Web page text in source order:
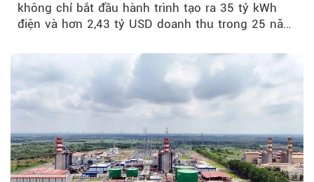
không chỉ bắt đầu hành trình tạo ra 35 tỷ kWh
điện và hơn 2,43 tỷ USD doanh thu trong 25 năm